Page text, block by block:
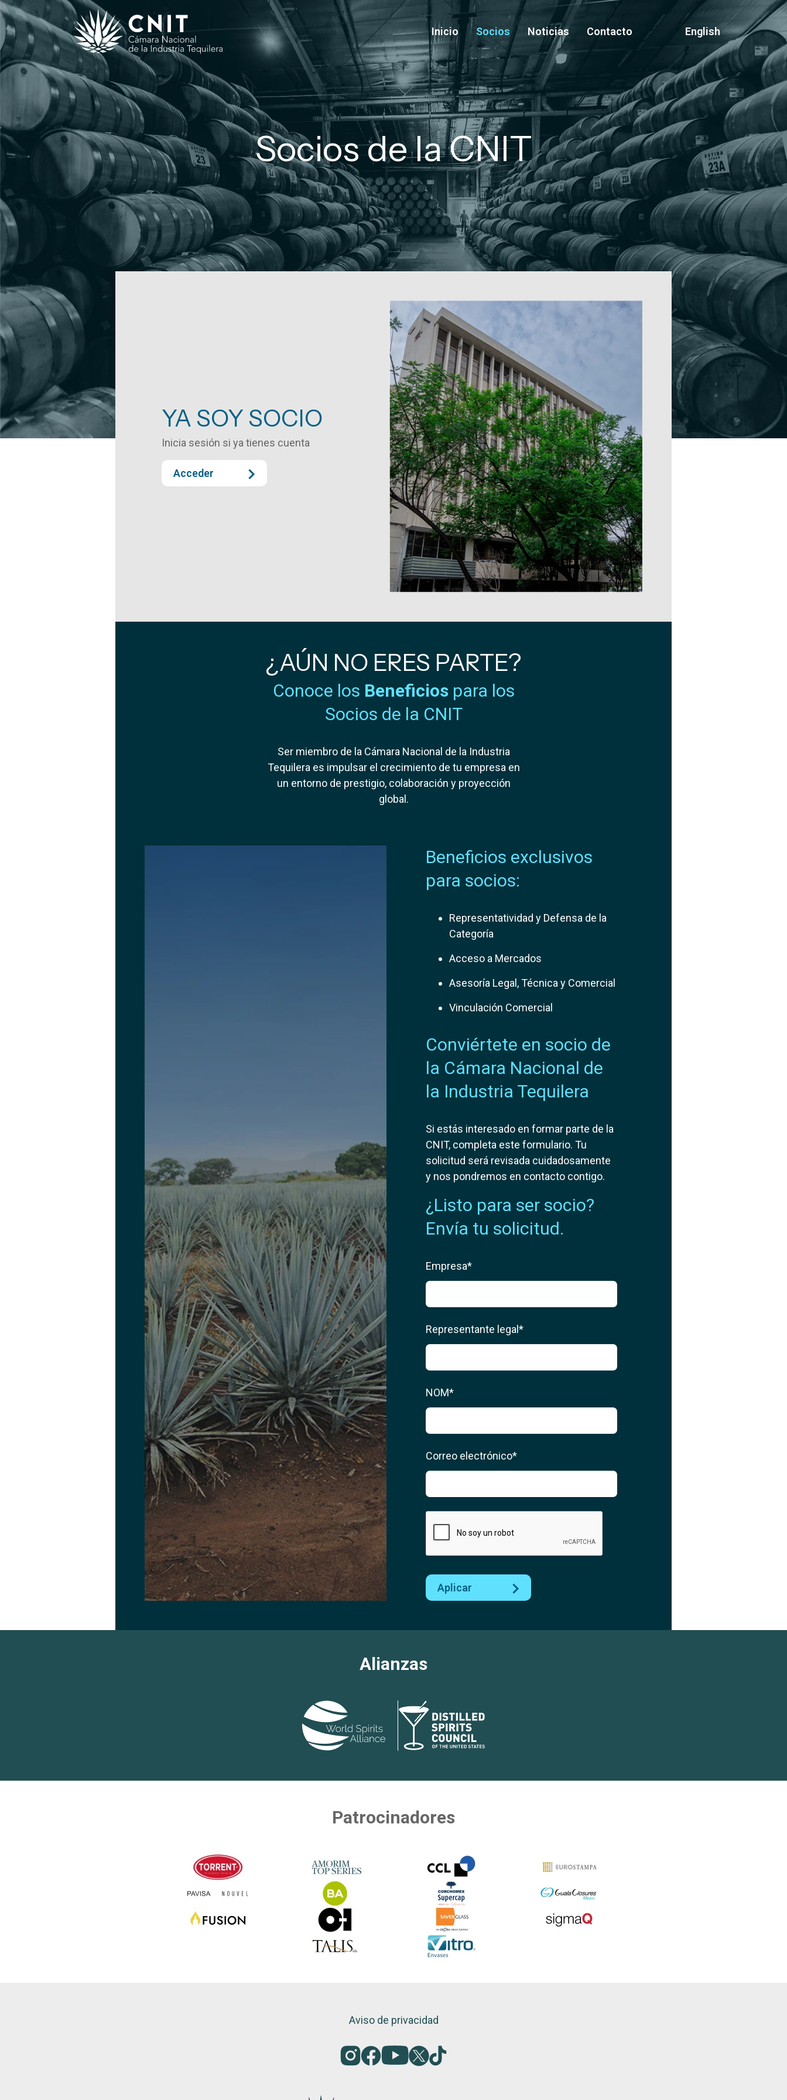
Inicio Socios Noticias Contacto English
Socios de la CNIT
YA SOY SOCIO
Inicia sesión si ya tienes cuenta
Acceder
¿AÚN NO ERES PARTE?
Conoce los Beneficiospara los
Socios de la CNIT
Ser miembro de la Cámara Nacional de la Industria
Tequilera es impulsar el crecimiento de tu empresa en
un entorno de prestigio, colaboración y proyección
global.
Beneficios exclusivos
para socios:
Representatividad y Defensa de la
Categoría
Acceso a Mercados
Asesoría Legal, Técnica y Comercial
Vinculación Comercial
Conviértete en socio de
la Cámara Nacional de
la Industria Tequilera
Si estás interesado en formar parte de la
CNIT, completa este formulario. Tu
solicitud será revisada cuidadosamente
y nos pondremos en contacto contigo.
¿Listo para ser socio?
Envía tu solicitud.
Empresa*
Representante legal*
NOM*
Correo electrónico*
Aplicar
Alianzas
Patrocinadores
Aviso de privacidad